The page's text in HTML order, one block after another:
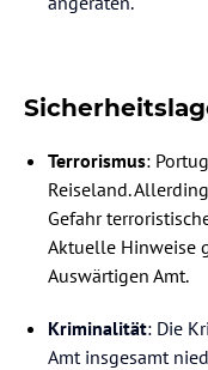
Terrorismus:
Reiseland.
Gefahr
Aktuelle Hinweise
Auswärtigen Amt.
Kriminalität: Die
Amt insgesamt